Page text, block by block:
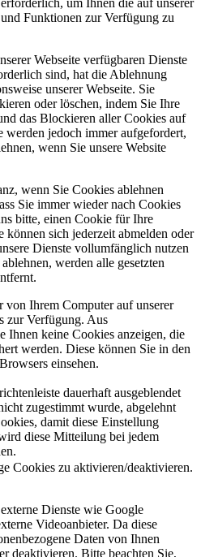
um Ihnen die auf unserer
Funktionen zur Verfügung zu
Webseite verfügbaren Dienste
sind, hat die Ablehnung
unserer Webseite. Sie
oder löschen, indem Sie Ihre
das Blockieren aller Cookies auf
werden jedoch immer aufgefordert,
wenn Sie unsere Website
wenn Sie Cookies ablehnen
Sie immer wieder nach Cookies
bitte, einen Cookie für Ihre
können sich jederzeit abmelden oder
Dienste vollumfänglich nutzen
werden alle gesetzten
von Ihrem Computer auf unserer
zur Verfügung. Aus
Ihnen keine Cookies anzeigen, die
werden. Diese können Sie in den
einsehen.
dauerhaft ausgeblendet
zugestimmt wurde, abgelehnt
damit diese Einstellung
diese Mitteilung bei jedem
Cookies zu aktivieren/deaktivieren.
Dienste wie Google
Videoanbieter. Da diese
Daten von Ihnen
deaktivieren. Bitte beachten Sie,